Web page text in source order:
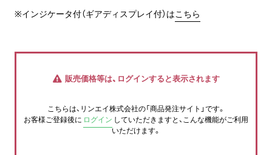
※インジケータ付（ギアディスプレイ付）はこちら
販売価格等は、ログインすると表示されます
こちらは、リンエイ株式会社の「商品発注サイト」です。
お客様ご登録後に ログイン していただきますと、こんな機能がご利用
いただけます。